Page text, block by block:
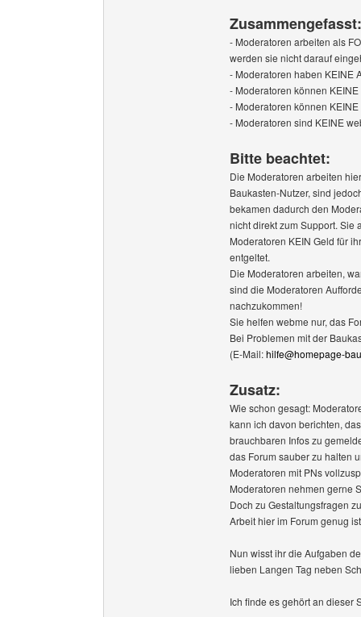
- Moderatoren arbeiten als
werden sie nicht darauf
- Moderatoren haben KEINE
- Moderatoren können
- Moderatoren können
- Moderatoren sind KEINE
Bitte beachtet:
Die Moderatoren arbeiten
Baukasten-Nutzer, sind
bekamen dadurch den
nicht direkt zum Support. Sie
Moderatoren KEIN Geld für
entgeltet.
Die Moderatoren arbeiten,
sind die Moderatoren
nachzukommen!
Sie helfen webme nur, das
Bei Problemen mit der
(E-Mail:hilfe@homepage-
Zusatz:
Wie schon gesagt:
kann ich davon berichten,
brauchbaren Infos zu
das Forum sauber zu halten
Moderatoren mit PNs
Moderatoren nehmen gerne
Doch zu Gestaltungsfragen
Arbeit hier im Forum genug
Nun wisst ihr die Aufgaben
lieben Langen Tag neben
Ich finde es gehört an dieser